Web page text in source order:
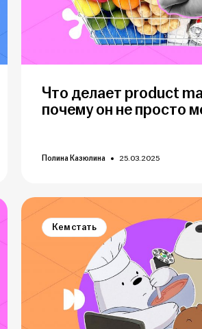
Что делает product
почему он не просто
Полина Казюлина 25.03.2025
Кем стать